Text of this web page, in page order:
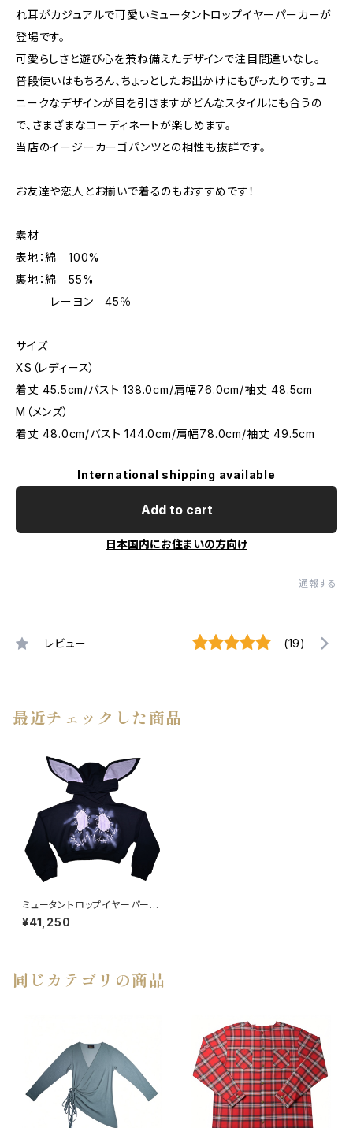
れ耳がカジュアルで可愛いミュータントロップイヤーパーカーが
登場です。
可愛らしさと遊び心を兼ね備えたデザインで注目間違いなし。
普段使いはもちろん、ちょっとしたお出かけにもぴったりです。ユ
ニークなデザインが目を引きますがどんなスタイルにも合うの
で、さまざまなコーディネートが楽しめます。
当店のイージーカーゴパンツとの相性も抜群です。
お友達や恋人とお揃いで着るのもおすすめです！
素材
表地：綿 100%
裏地：綿 55%
レーヨン 45％
サイズ
XS（レディース）
着丈 45.5cm/バスト 138.0cm/肩幅76.0cm/袖丈 48.5cm
M（メンズ）
着丈 48.0cm/バスト 144.0cm/肩幅78.0cm/袖丈 49.5cm
International shipping available
Add to cart
日本国内にお住まいの方向け
通報する
レビュー (19)
最近チェックした商品
ミュータントロップイヤーパーカ
ー BLACK
¥41,250
同じカテゴリの商品